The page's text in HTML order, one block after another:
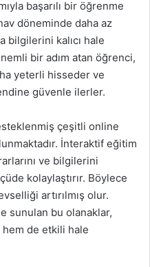
başarılı bir öğrenme
döneminde daha az
bilgilerini kalıcı hale
bir adım atan öğrenci,
yeterli hisseder ve
güvenle ilerler.
çeşitli online
İnteraktif eğitim
ve bilgilerini
kolaylaştırır. Böylece
artırılmış olur.
sunulan bu olanaklar,
de etkili hale